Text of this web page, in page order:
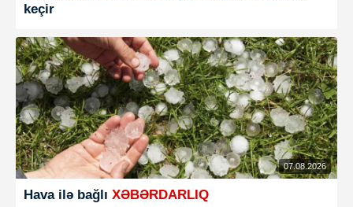
keçir
07.08.2026
Hava ilə bağlı XƏBƏRDARLIQ